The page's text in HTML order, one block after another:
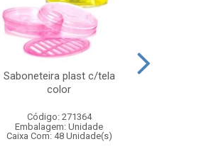
Saboneteira plast c/tela
color
Código: 271364
Embalagem: Unidade
Caixa Com: 48 Unidade(s)